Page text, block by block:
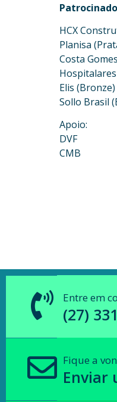
HCX
Planisa
Costa
Elis (Bronze)
Sollo Brasil
Apoio:
DVF
CMB
Entre em
(27)
Fique a
Enviar